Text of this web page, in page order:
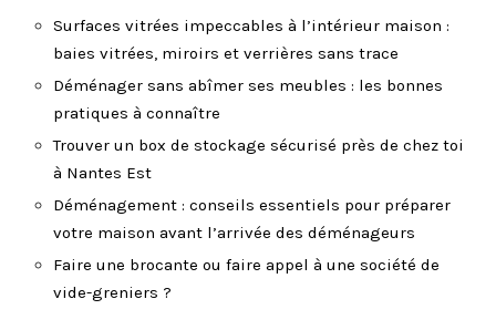
Surfaces vitrées impeccables à l’intérieur maison :
baies vitrées, miroirs et verrières sans trace
Déménager sans abîmer ses meubles : les bonnes
pratiques à connaître
Trouver un box de stockage sécurisé près de chez toi
à Nantes Est
Déménagement : conseils essentiels pour préparer
votre maison avant l’arrivée des déménageurs
Faire une brocante ou faire appel à une société de
vide-greniers ?